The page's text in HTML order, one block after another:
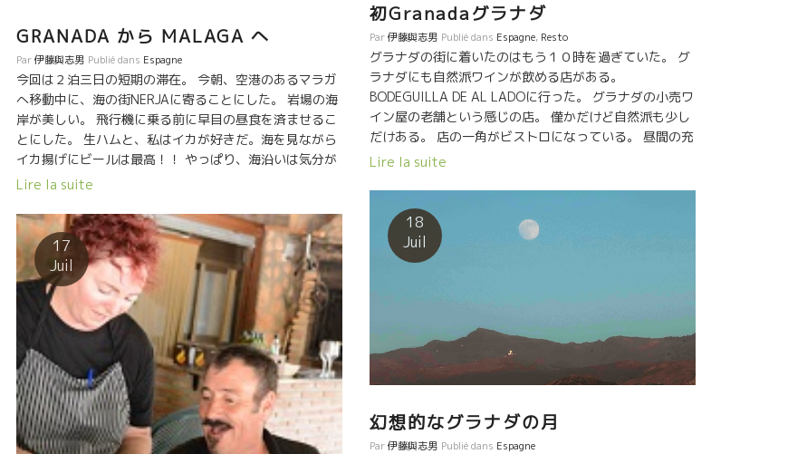
GRANADA から MALAGA へ
Par伊藤與志男 Publié dans Espagne
今回は２泊三日の短期の滞在。 今朝、空港のあるマラガ
へ移動中に、海の街NERJAに寄ることにした。 岩場の海
岸が美しい。 飛行機に乗る前に早目の昼食を済ませるこ
とにした。 生ハムと、私はイカが好きだ。海を見ながら
イカ揚げにビールは最高！！ やっぱり、海沿いは気分が
いい。 今回のアンダルシア地方の旅は色んな意味で充実
本の皆さんに、新たな美味しいものが届けられそうなの
が嬉しい。 感謝。
Lire la suite
初Granadaグラナダ
Par伊藤與志男 Publié dans Espagne, Resto
グラナダの街に着いたのはもう１０時を過ぎていた。 グ
ラナダにも自然派ワインが飲める店がある。
BODEGUILLA DE AL LADOに行った。 グラナダの小売ワ
イン屋の老舗という感じの店。 僅かだけど自然派も少し
だけある。 店の一角がビストロになっている。 昼間の充
実した食事とワインが、やや尾を引いている。 ライトに
ンをあおるという感じの店。 昼間の充実した食事とワイ
ンが、やや尾を引いている。 ここグラナダは次回の楽し
みに残して置くことにしよう。 早目に店を後にした。 グ
ラナダの街は美しかった。
Lire la suite
18
Juil
幻想的なグラナダの月
Par伊藤與志男 Publié dans Espagne
17
Juil